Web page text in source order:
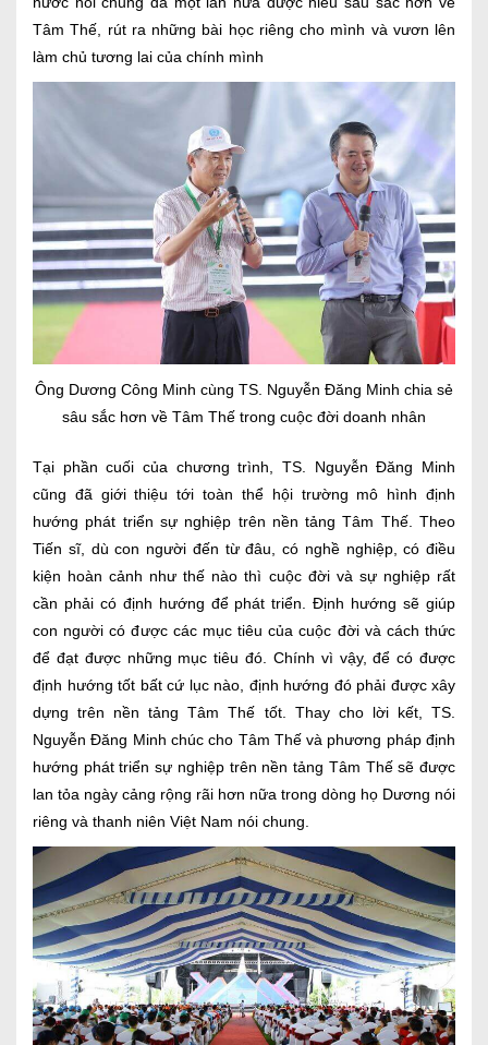
Tâm Thế, rút ra những bài học riêng cho mình và vươn lên
làm chủ tương lai của chính mình
Ông Dương Công Minh cùng TS. Nguyễn Đăng Minh chia sẻ
sâu sắc hơn về Tâm Thế trong cuộc đời doanh nhân
Tại phần cuối của chương trình, TS. Nguyễn Đăng Minh
cũng đã giới thiệu tới toàn thể hội trường mô hình định
hướng phát triển sự nghiệp trên nền tảng Tâm Thế. Theo
Tiến sĩ, dù con người đến từ đâu, có nghề nghiệp, có điều
kiện hoàn cảnh như thế nào thì cuộc đời và sự nghiệp rất
cần phải có định hướng để phát triển. Định hướng sẽ giúp
con người có được các mục tiêu của cuộc đời và cách thức
để đạt được những mục tiêu đó. Chính vì vậy, để có được
định hướng tốt bất cứ lục nào, định hướng đó phải được xây
dựng trên nền tảng Tâm Thế tốt. Thay cho lời kết, TS.
Nguyễn Đăng Minh chúc cho Tâm Thế và phương pháp định
hướng phát triển sự nghiệp trên nền tảng Tâm Thế sẽ được
lan tỏa ngày cảng rộng rãi hơn nữa trong dòng họ Dương nói
riêng và thanh niên Việt Nam nói chung.